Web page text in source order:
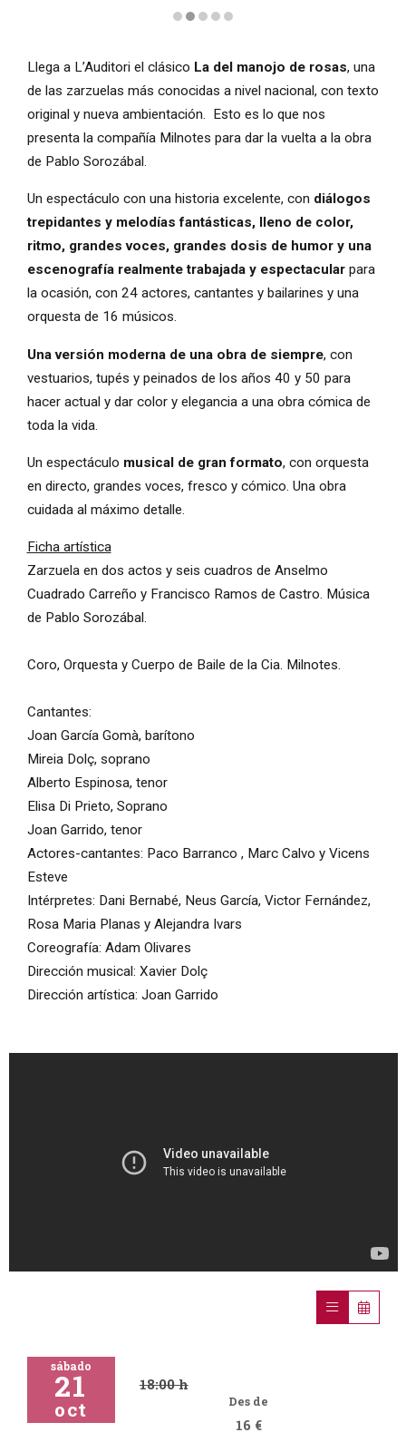
Llega a L’Auditori el clásico La del manojo de rosas, una
de las zarzuelas más conocidas a nivel nacional, con texto
original y nueva ambientación. Esto es lo que nos
presenta la compañía Milnotes para dar la vuelta a la obra
de Pablo Sorozábal.
Un espectáculo con una historia excelente, con diálogos
trepidantes y melodías fantásticas, lleno de color,
ritmo, grandes voces, grandes dosis de humor y una
escenografía realmente trabajada y espectacular para
la ocasión, con 24 actores, cantantes y bailarines y una
orquesta de 16 músicos.
Una versión moderna de una obra de siempre, con
vestuarios, tupés y peinados de los años 40 y 50 para
hacer actual y dar color y elegancia a una obra cómica de
toda la vida.
Un espectáculo musical de gran formato, con orquesta
en directo, grandes voces, fresco y cómico. Una obra
cuidada al máximo detalle.
Ficha artística
Zarzuela en dos actos y seis cuadros de Anselmo
Cuadrado Carreño y Francisco Ramos de Castro. Música
de Pablo Sorozábal.
Coro, Orquesta y Cuerpo de Baile de la Cia. Milnotes.
Cantantes:
Joan García Gomà, barítono
Mireia Dolç, soprano
Alberto Espinosa, tenor
Elisa Di Prieto, Soprano
Joan Garrido, tenor
Actores-cantantes: Paco Barranco , Marc Calvo y Vicens
Esteve
Intérpretes: Dani Bernabé, Neus García, Victor Fernández,
Rosa Maria Planas y Alejandra Ivars
Coreografía: Adam Olivares
Dirección musical: Xavier Dolç
Dirección artística: Joan Garrido
sábado
21
oct
18:00 h
Des de
16 €